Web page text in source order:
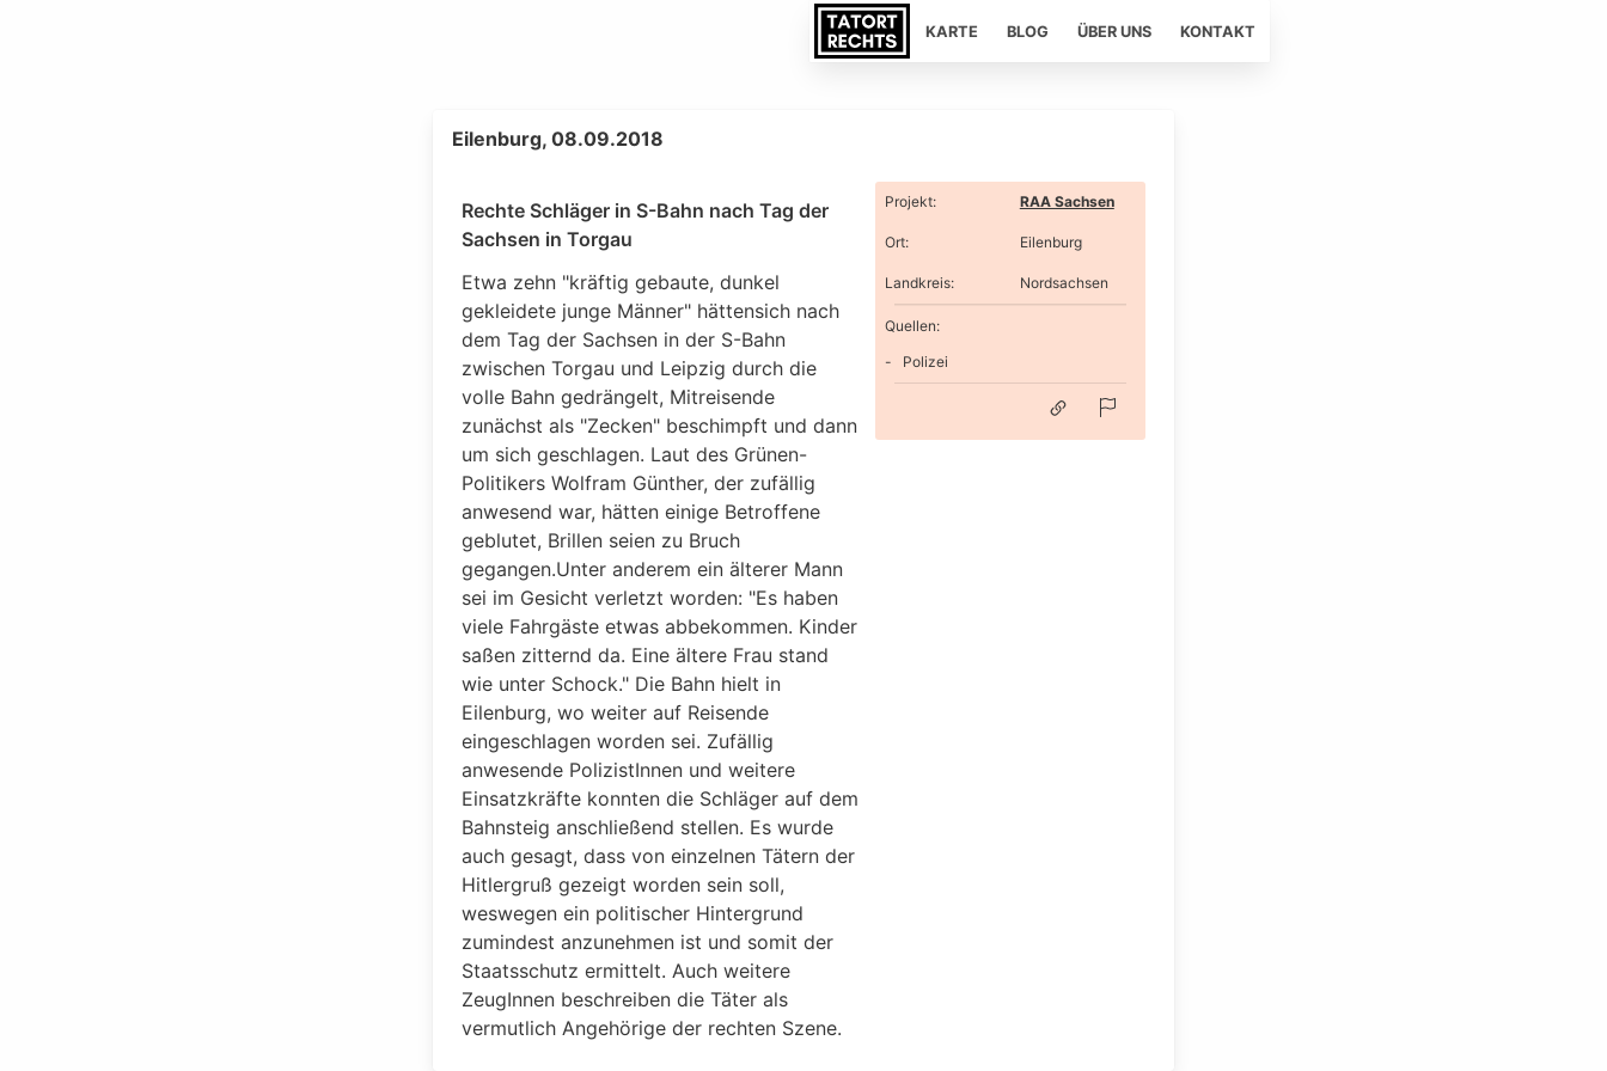
KARTE BLOG ÜBER UNS KONTAKT
Eilenburg, 08.09.2018
Rechte Schläger in S-Bahn nach Tag der
Sachsen in Torgau
Etwa zehn "kräftig gebaute, dunkel
gekleidete junge Männer" hättensich nach
dem Tag der Sachsen in der S-Bahn
zwischen Torgau und Leipzig durch die
volle Bahn gedrängelt, Mitreisende
zunächst als "Zecken" beschimpft und dann
um sich geschlagen. Laut des Grünen-
Politikers Wolfram Günther, der zufällig
anwesend war, hätten einige Betroffene
geblutet, Brillen seien zu Bruch
gegangen.Unter anderem ein älterer Mann
sei im Gesicht verletzt worden: "Es haben
viele Fahrgäste etwas abbekommen. Kinder
saßen zitternd da. Eine ältere Frau stand
wie unter Schock." Die Bahn hielt in
Eilenburg, wo weiter auf Reisende
eingeschlagen worden sei. Zufällig
anwesende PolizistInnen und weitere
Einsatzkräfte konnten die Schläger auf dem
Bahnsteig anschließend stellen. Es wurde
auch gesagt, dass von einzelnen Tätern der
Hitlergruß gezeigt worden sein soll,
weswegen ein politischer Hintergrund
zumindest anzunehmen ist und somit der
Staatsschutz ermittelt. Auch weitere
ZeugInnen beschreiben die Täter als
vermutlich Angehörige der rechten Szene.
Projekt: RAA Sachsen
Ort: Eilenburg
Landkreis: Nordsachsen
Quellen:
Polizei